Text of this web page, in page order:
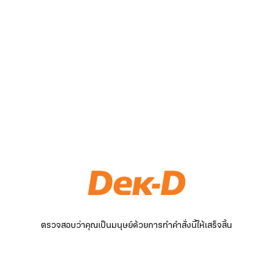
ตรวจสอบว่าคุณเป็นมนุษย์ด้วยการทำคำสั่งนี้ให้เสร็จสิ้น